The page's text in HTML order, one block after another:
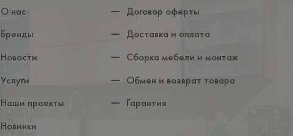
О нас
Бренды
Новости
Услуги
Наши проекты
Новинки
Договор оферты
Доставка и оплата
Сборка мебели и монтаж
Обмен и возврат товара
Гарантия